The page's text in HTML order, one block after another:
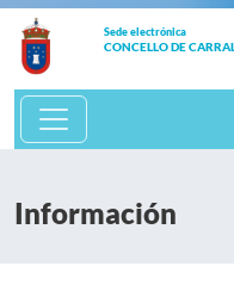
Sede electrónica
CONCELLO DE
Información